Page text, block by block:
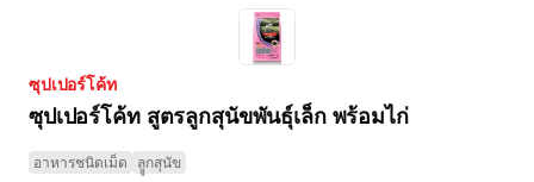
ซุปเปอร์โค้ท
ซุปเปอร์โค้ท สูตรลูกสุนัขพันธุ์เล็ก พร้อมไก่
อาหารชนิดเม็ด ลููกสุนัข